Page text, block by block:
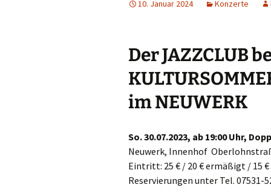
10. Januar 2024 Konzerte
Der JAZZCLUB
im NEUWERK
So. 30.07.2023, ab 19:00 Uhr,
Neuwerk, Innenhof
Eintritt: 25 € / 20 € ermäßigt / 15
Reservierungen unter Tel. 07531-